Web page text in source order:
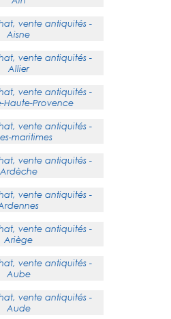
vente antiquités -
Aisne
vente antiquités -
Allier
vente antiquités -
Haute-Provence
vente antiquités -
maritimes
vente antiquités -
Ardèche
vente antiquités -
vente antiquités -
Ariège
vente antiquités -
Aube
vente antiquités -
Aude